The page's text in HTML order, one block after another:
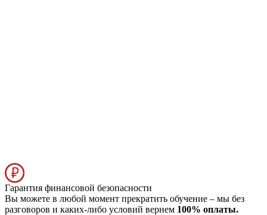
Гарантия финансовой безопасности
Вы можете в любой момент прекратить обучение – мы без
разговоров и каких-либо условий вернем 100% оплаты.